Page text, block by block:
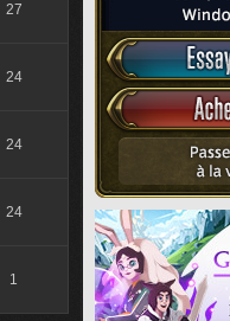
27
24
24
24
1